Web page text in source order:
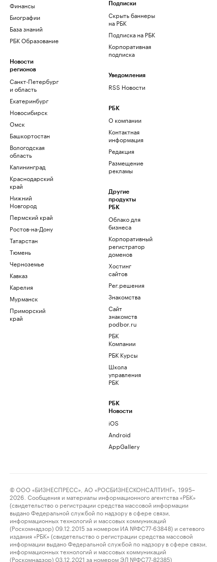
Финансы
Биографии
База знаний
РБК Образование
Новости
регионов
Санкт-Петербург
и область
Екатеринбург
Новосибирск
Омск
Башкортостан
Вологодская
область
Калининград
Краснодарский
край
Нижний
Новгород
Пермский край
Ростов-на-Дону
Татарстан
Тюмень
Черноземье
Кавказ
Карелия
Мурманск
Приморский
край
Подписки
Скрыть баннеры
на РБК
Подписка на РБК
Корпоративная
подписка
Уведомления
RSS Новости
РБК
О компании
Контактная
информация
Редакция
Размещение
рекламы
Другие
продукты
РБК
Облако для
бизнеса
Корпоративный
регистратор
доменов
Хостинг
сайтов
Рег.решения
Знакомства
Сайт
знакомств
podbor.ru
РБК
Компании
РБК Курсы
Школа
управления
РБК
РБК
Новости
iOS
Android
AppGallery
© ООО «БИЗНЕСПРЕСС», АО «РОСБИЗНЕСКОНСАЛТИНГ», 1995–
2026. Сообщения и материалы информационного агентства «РБК»
(свидетельство о регистрации средства массовой информации
выдано Федеральной службой по надзору в сфере связи,
информационных технологий и массовых коммуникаций
(Роскомнадзор) 09.12.2015 за номером ИА №ФС77-63848) и сетевого
издания «РБК» (свидетельство о регистрации средства массовой
информации выдано Федеральной службой по надзору в сфере связи,
информационных технологий и массовых коммуникаций
(Роскомнадзор) 03.12.2021 за номером ЭЛ №ФС77-82385)